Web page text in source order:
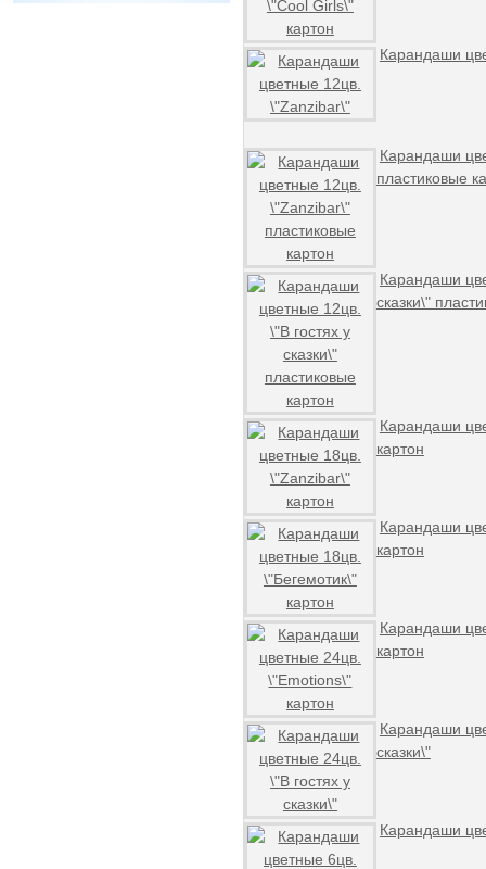
Карандаши
Карандаши
пластиковые
Карандаши
сказки\"
Карандаши
картон
Карандаши
картон
Карандаши
картон
Карандаши
сказки\"
Карандаши